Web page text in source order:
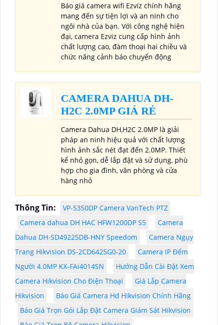
Báo giá camera wifi Ezviz chính hãng
mang đến sự tiện lợi và an ninh cho
ngôi nhà của bạn. Với công nghệ hiện
đại, camera Ezviz cung cấp hình ảnh
chất lượng cao, đàm thoại hai chiều và
chức năng cảnh báo chuyển động
CAMERA DAHUA DH-
H2C 2.0MP GIÁ RẺ
Camera Dahua DH,H2C 2.0MP là giải
pháp an ninh hiệu quả với chất lượng
hình ảnh sắc nét đạt đến 2.0MP. Thiết
kế nhỏ gọn, dễ lắp đặt và sử dụng, phù
hợp cho gia đình, văn phòng và cửa
hàng nhỏ
Thông Tin:
VP-5350DP Camera VanTech PTZ
Camera dahua DH HAC HFW1200DP S5
Camera
Dahua DH-SD49225DB-HNY Speedom
Camera Ngụy
Trang Hikvision DS-2CD6425G0-20
Camera IP Đếm
Người 4.0MP KX-FAi4014SN
Hướng Dẫn Cài Đặt Xem
Camera Hikvision Cho Điện Thoại
Giá Lắp Camera
Hikvision
Báo Giá Camera Hd Hikvision Chính Hãng
Báo Giá Trọn Gói Lắp Đặt Camera Giám Sát Hikvision